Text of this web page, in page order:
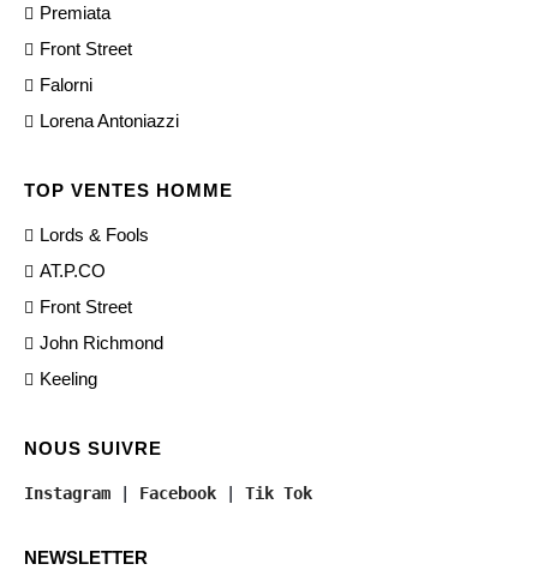
Premiata
Front Street
Falorni
Lorena Antoniazzi
TOP VENTES HOMME
Lords & Fools
AT.P.CO
Front Street
John Richmond
Keeling
NOUS SUIVRE
Instagram | Facebook | Tik Tok
NEWSLETTER